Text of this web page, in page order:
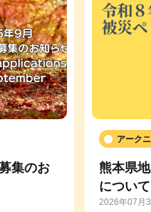
集のお
アーク
熊本県
について
2026年07月